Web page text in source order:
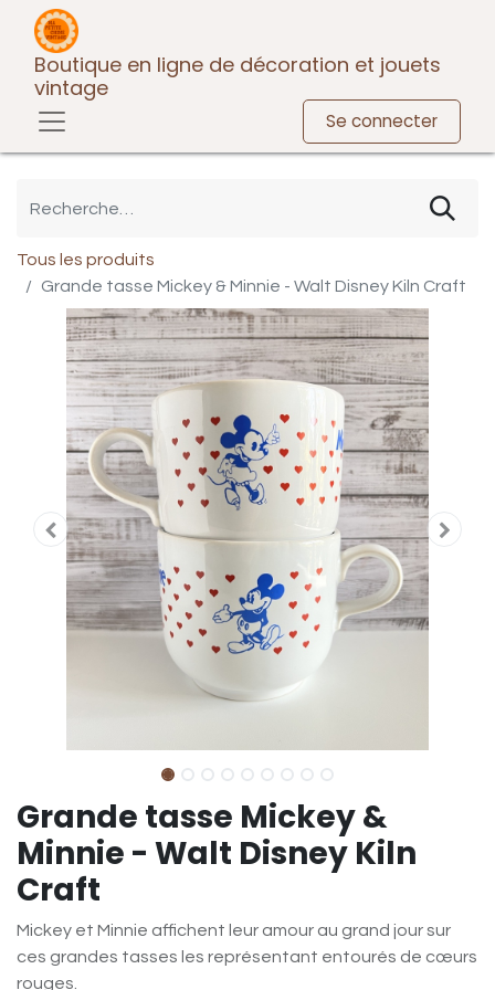
Boutique en ligne de décoration et jouets
vintage
Se connecter
Tous les produits
Grande tasse Mickey & Minnie - Walt Disney Kiln Craft
Grande tasse Mickey &
Minnie - Walt Disney Kiln
Craft
Mickey et Minnie affichent leur amour au grand jour sur
ces grandes tasses les représentant entourés de cœurs
rouges.